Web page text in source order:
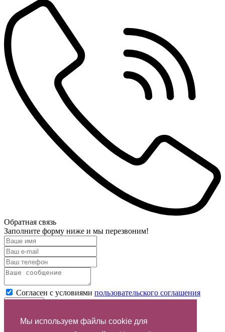
Мы используем файлы cookie для
Обратная связь
Заполните форму ниже и мы перезвоним!
Согласен с условиями пользовательского соглашения